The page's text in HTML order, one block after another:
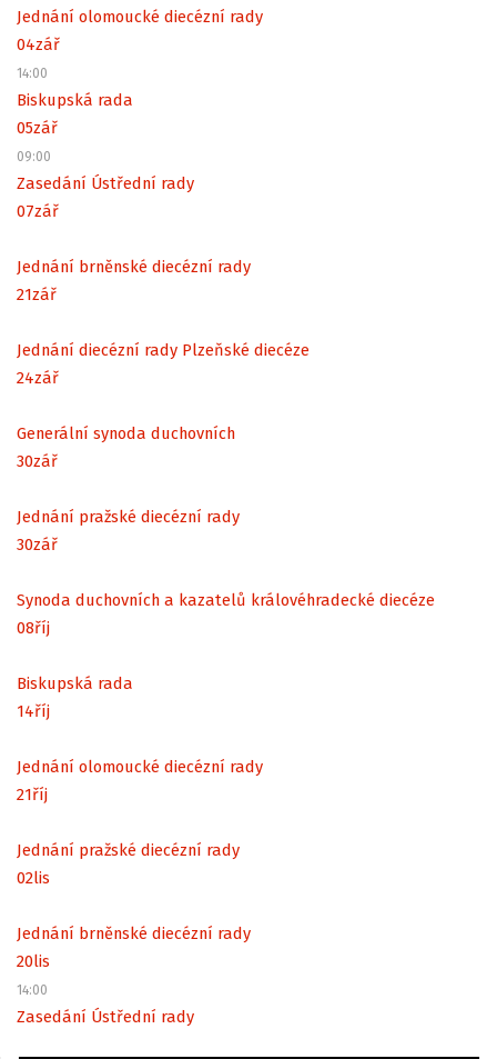
Jednání olomoucké diecézní rady
04zář
14:00
Biskupská rada
05zář
09:00
Zasedání Ústřední rady
07zář
Jednání brněnské diecézní rady
21zář
Jednání diecézní rady Plzeňské diecéze
24zář
Generální synoda duchovních
30zář
Jednání pražské diecézní rady
30zář
Synoda duchovních a kazatelů královéhradecké diecéze
08říj
Biskupská rada
14říj
Jednání olomoucké diecézní rady
21říj
Jednání pražské diecézní rady
02lis
Jednání brněnské diecézní rady
20lis
14:00
Zasedání Ústřední rady